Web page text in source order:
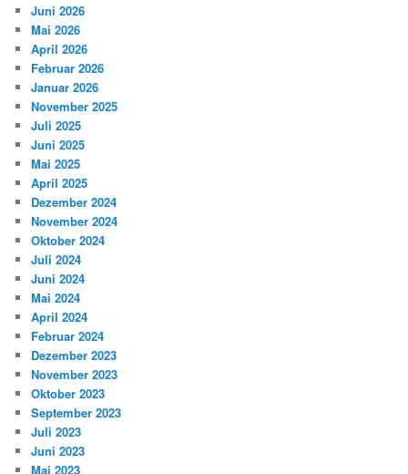
Juni 2026
Mai 2026
April 2026
Februar 2026
Januar 2026
November 2025
Juli 2025
Juni 2025
Mai 2025
April 2025
Dezember 2024
November 2024
Oktober 2024
Juli 2024
Juni 2024
Mai 2024
April 2024
Februar 2024
Dezember 2023
November 2023
Oktober 2023
September 2023
Juli 2023
Juni 2023
Mai 2023